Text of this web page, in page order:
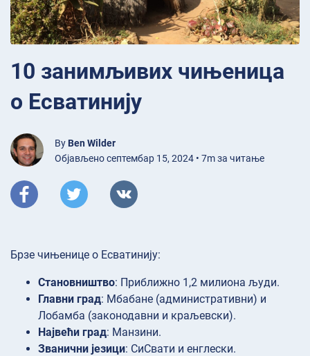
10 занимљивих чињеница
о Есватинију
By Ben Wilder
Објављено септембар 15, 2024 • 7m за читање
Брзе чињенице о Есватинију:
Становништво: Приближно 1,2 милиона људи.
Главни град: Мбабане (административни) и
Лобамба (законодавни и краљевски).
Највећи град: Манзини.
Званични језици: СиСвати и енглески.